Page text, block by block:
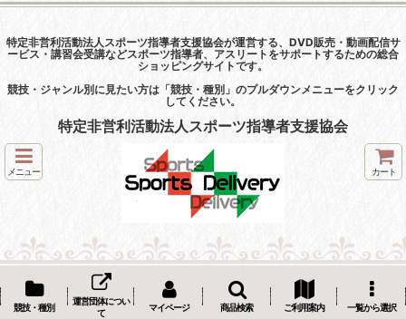
特定非営利活動法人スポーツ指導者支援協会が運営する、DVD販売・動画配信サ
ービス・講習会受講などスポーツ指導者、アスリートをサポートするための総合
ショッピングサイトです。
競技・ジャンル別に見たい方は「競技・種別」のプルダウンメニューをクリック
してください。
特定非営利活動法人スポーツ指導者支援協会
メニュー カート
競技・種別
運営団体につい
て
マイページ 商品検索 ご利用案内 一覧から選択